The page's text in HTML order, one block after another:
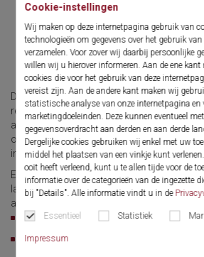
Cookie-instellingen
Wij maken op deze internetpagina gebruik van
technologieën om gegevens over het gebruik
verzamelen. Voor zover wij daarbij persoonlijke
willen wij u hierover informeren. Aan de ene
cookies die voor het gebruik van deze
vereist zijn. Aan de andere kant maken wij
statistische analyse van onze internetpagina en
marketingdoeleinden. Deze kunnen eventueel
gegevensoverdracht aan derden en aan derde
Dergelijke cookies gebruiken wij enkel met uw
middel het plaatsen van een vinkje kunt
ooit heeft verleend, kunt u te allen tijde voor de
informatie over de categorieën van de ingezette
bij "Details". Alle informatie vindt u in de
Essentieel Statistiek
Impressum
Fiber uretero-
Ultrathin
Due to its very small dimensions, the
renoscope is predestined for therapy
adolescents. The oval irrigation and
optimum irrigation and working with
instruments.
E-line Compact Needle Surgical Fiber
lateral eyepieces, oval irrigation and
automatic valve for introducing instruments.
Ultrathin - 4.5 / 6.5 Fr.
Stone therapy with laser fiber Ø 272 μm